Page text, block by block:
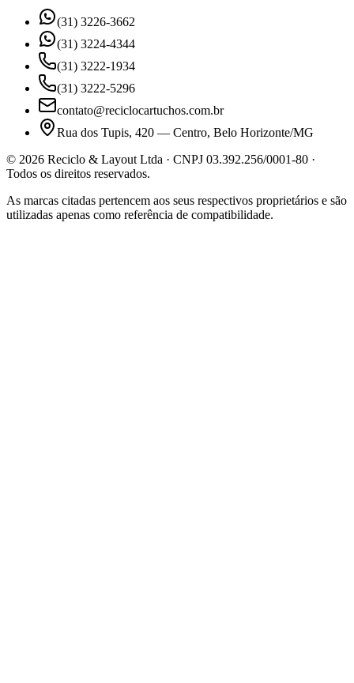
(31) 3226-3662
(31) 3224-4344
(31) 3222-1934
(31) 3222-5296
contato@reciclocartuchos.com.br
Rua dos Tupis, 420 — Centro, Belo Horizonte/MG
© 2026 Reciclo & Layout Ltda · CNPJ 03.392.256/0001-80 ·
Todos os direitos reservados.
As marcas citadas pertencem aos seus respectivos proprietários e são
utilizadas apenas como referência de compatibilidade.